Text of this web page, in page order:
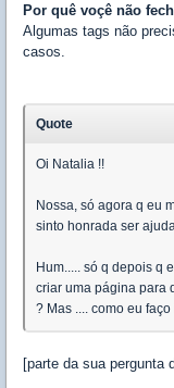
Por quê voçê não
Algumas tags não
casos.
Quote
Oi Natalia !!
Nossa, só agora q eu
sinto honrada ser
Hum..... só q depois q
criar uma página para
? Mas .... como eu
[parte da sua pergunta